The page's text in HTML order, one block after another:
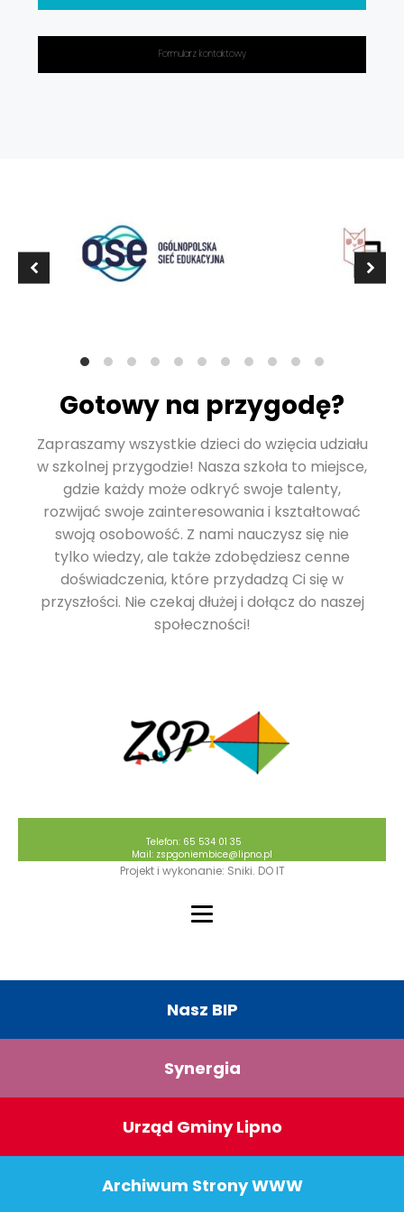
Formularz kontaktowy
Gotowy na przygodę?
Zapraszamy wszystkie dzieci do wzięcia udziału
w szkolnej przygodzie! Nasza szkoła to miejsce,
gdzie każdy może odkryć swoje talenty,
rozwijać swoje zainteresowania i kształtować
swoją osobowość. Z nami nauczysz się nie
tylko wiedzy, ale także zdobędziesz cenne
doświadczenia, które przydadzą Ci się w
przyszłości. Nie czekaj dłużej i dołącz do naszej
społeczności!
Telefon: 65 534 01 35
Mail: zspgoniembice@lipno.pl
Projekt i wykonanie: Sniki. DO IT
Nasz BIP
Synergia
Urząd Gminy Lipno
Archiwum Strony WWW